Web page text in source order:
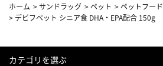
ホーム >サンドラッグ >ペット >ペットフード
> デビフペット シニア食 DHA・EPA配合 150g
カテゴリを選ぶ